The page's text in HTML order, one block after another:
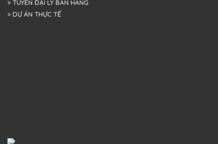
> TUYỂN ĐẠI LÝ BÁN HÀNG
> DỰ ÁN THỰC TẾ